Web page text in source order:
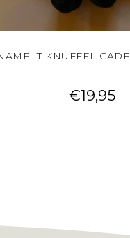
€19,95